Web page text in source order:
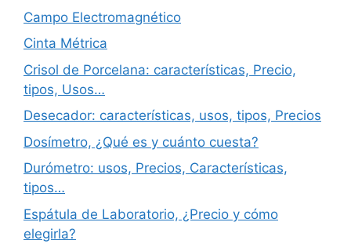
Campo Electromagnético
Cinta Métrica
Crisol de Porcelana: características, Precio,
tipos, Usos…
Desecador: características, usos, tipos, Precios
Dosímetro, ¿Qué es y cuánto cuesta?
Durómetro: usos, Precios, Características,
tipos…
Espátula de Laboratorio, ¿Precio y cómo
elegirla?